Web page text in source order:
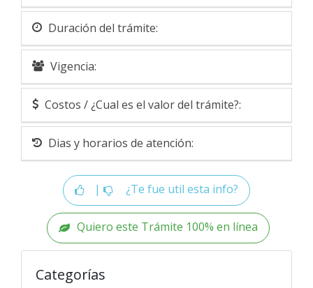
Duración del trámite:
Vigencia:
Costos / ¿Cual es el valor del trámite?:
Dias y horarios de atención:
| ¿Te fue util esta info?
Quiero este Trámite 100% en línea
Categorías